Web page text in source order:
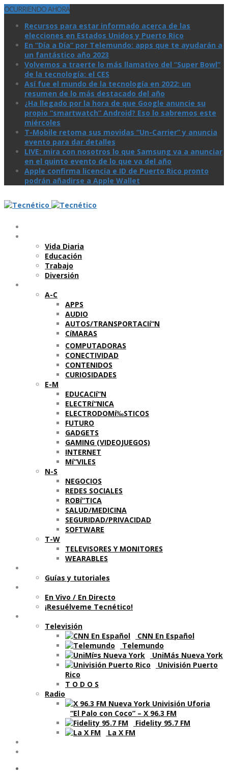
OCURRIENDO AHORA
Recursos para estar informado acerca de las
elecciones en Estados Unidos y Puerto Rico
En “Día a Día” por Telemundo: apps que te ayudarán a
un fantástico año 2023
Volvemos a traerte lo más llamativo del “Super Bowl”
de la tecnologí­a: el CES
Así­ fue el mundo de la tecnologí­a en 2022: un
resumen de lo más destacado del año
¿Ha llegado por la hora de que Google anuncie su
propio “smartwatch” Android? Eso lo sabremos este
miércoles
T-Mobile retoma sus movidas “Un-Carrier” y anuncia
evento para dar detalles
LIVE: mira con nosotros lo que Samsung va a anunciar
en el quinto evento de lo que va del año
Apple confirma licencia e ID de Puerto Rico pronto
podrán añadirse a Apple Wallet
Vida Diaria
Educación
Trabajo
Diversión
A-C
APPS
AUDIO
AUTOS/TRANSPORTACIí“N
CíMARAS
COMPUTADORAS
CONECTIVIDAD
CONTENIDOS
CURIOSIDADES
E-M
EDUCACIí“N
ELECTRí“NICA
ELECTRODOMí‰STICOS
FUTURO
GADGETS
GAMING (VIDEOJUEGOS)
INTERNET
Mí“VILES
N-S
NEGOCIOS
REDES SOCIALES
ROBí“TICA
SALUD/MEDICINA
SEGURIDAD/PRIVACIDAD
SOFTWARE
T-W
TELEVISORES Y MONITORES
WEARABLES
Guí­as y tutoriales
En Vivo / En Directo
¡Resuélveme Tecnético!
Televisión
CNN En Español
Telemundo
UniMás Nueva York
Univisión Puerto
Rico
T O D O S
Radio
“El Palo con Coco” – X 96.3 FM
Fidelity 95.7 FM
La X FM